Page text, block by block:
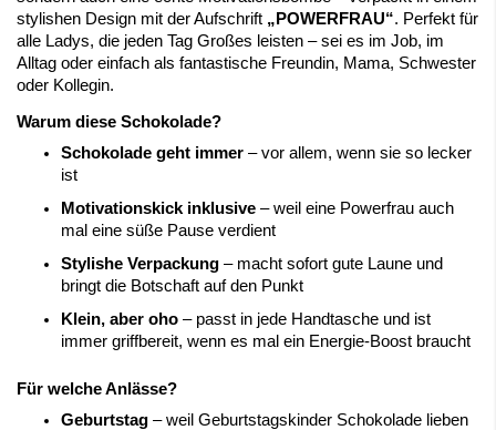
stylishen Design mit der Aufschrift „POWERFRAU“. Perfekt für
alle Ladys, die jeden Tag Großes leisten – sei es im Job, im
Alltag oder einfach als fantastische Freundin, Mama, Schwester
oder Kollegin.
Warum diese Schokolade?
Schokolade geht immer – vor allem, wenn sie so lecker
ist
Motivationskick inklusive – weil eine Powerfrau auch
mal eine süße Pause verdient
Stylishe Verpackung – macht sofort gute Laune und
bringt die Botschaft auf den Punkt
Klein, aber oho – passt in jede Handtasche und ist
immer griffbereit, wenn es mal ein Energie-Boost braucht
Für welche Anlässe?
Geburtstag – weil Geburtstagskinder Schokolade lieben